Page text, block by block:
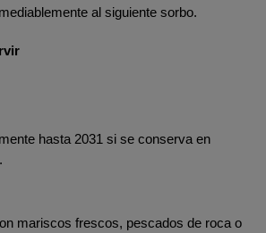
al siguiente sorbo.
hasta 2031 si se conserva en
mariscos frescos, pescados de roca o